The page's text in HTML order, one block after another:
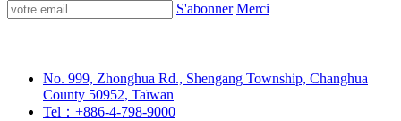
S'abonner Merci
No. 999, Zhonghua Rd., Shengang Township, Changhua
County 50952, Taïwan
Tel：+886-4-798-9000